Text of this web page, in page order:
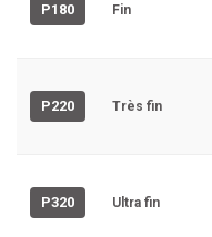
P180 Fin
P220 Très fin
P320 Ultra fin